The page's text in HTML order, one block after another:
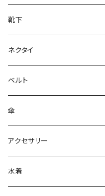
靴下
ネクタイ
ベルト
傘
アクセサリー
水着